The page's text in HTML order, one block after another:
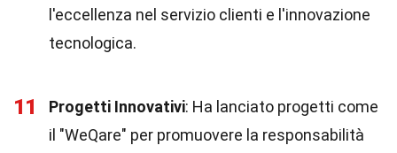
l'eccellenza nel servizio clienti e l'innovazione
tecnologica.
11 Progetti Innovativi: Ha lanciato progetti come
il "WeQare" per promuovere la responsabilità